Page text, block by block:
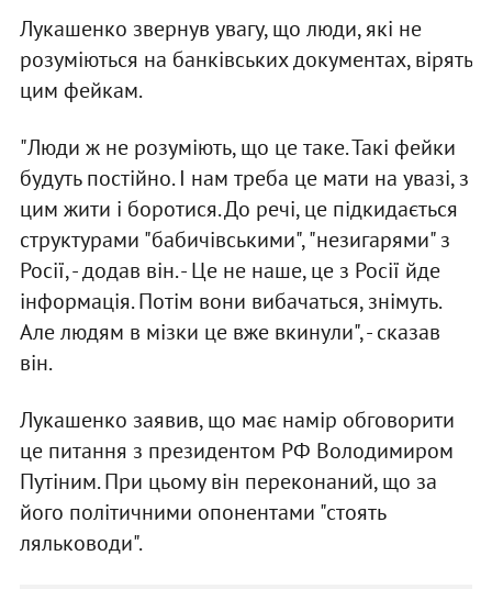
Лукашенко звернув увагу, що люди, які не
розуміються на банківських документах, вірять
цим фейкам.
"Люди ж не розуміють, що це таке. Такі фейки
будуть постійно. І нам треба це мати на увазі, з
цим жити і боротися. До речі, це підкидається
структурами "бабичівськими", "незигарями" з
Росії, - додав він. - Це не наше, це з Росії йде
інформація. Потім вони вибачаться, знімуть.
Але людям в мізки це вже вкинули", - сказав
він.
Лукашенко заявив, що має намір обговорити
це питання з президентом РФ Володимиром
Путіним. При цьому він переконаний, що за
його політичними опонентами "стоять
ляльководи".